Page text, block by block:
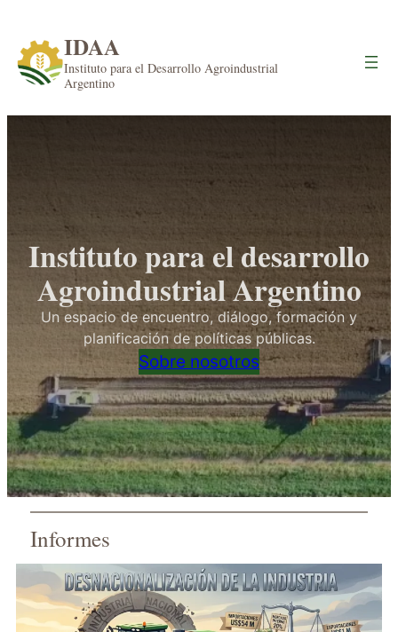
contenidoIDAA
Instituto para el Desarrollo Agroindustrial
Argentino
Instituto para el desarrollo
Agroindustrial Argentino
Un espacio de encuentro, diálogo, formación y
planificación de políticas públicas.
Sobre nosotros
Informes